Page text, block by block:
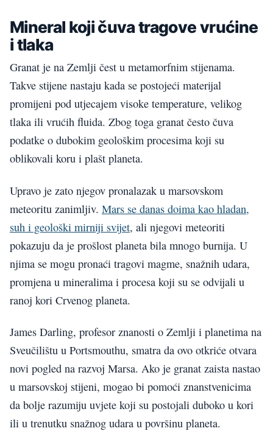
Mineral koji čuva tragove vrućine
i tlaka
Granat je na Zemlji čest u metamorfnim stijenama.
Takve stijene nastaju kada se postojeći materijal
promijeni pod utjecajem visoke temperature, velikog
tlaka ili vrućih fluida. Zbog toga granat često čuva
podatke o dubokim geološkim procesima koji su
oblikovali koru i plašt planeta.
Upravo je zato njegov pronalazak u marsovskom
meteoritu zanimljiv. Mars se danas doima kao hladan,
suh i geološki mirniji svijet, ali njegovi meteoriti
pokazuju da je prošlost planeta bila mnogo burnija. U
njima se mogu pronaći tragovi magme, snažnih udara,
promjena u mineralima i procesa koji su se odvijali u
ranoj kori Crvenog planeta.
James Darling, profesor znanosti o Zemlji i planetima na
Sveučilištu u Portsmouthu, smatra da ovo otkriće otvara
novi pogled na razvoj Marsa. Ako je granat zaista nastao
u marsovskoj stijeni, mogao bi pomoći znanstvenicima
da bolje razumiju uvjete koji su postojali duboko u kori
ili u trenutku snažnog udara u površinu planeta.